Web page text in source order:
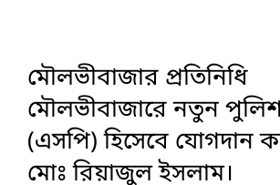
মৌলভীবাজার প্রতিনিধি
মৌলভীবাজারে নতুন
(এসপি) হিসেবে যোগদান
মোঃ রিয়াজুল ইসলাম।